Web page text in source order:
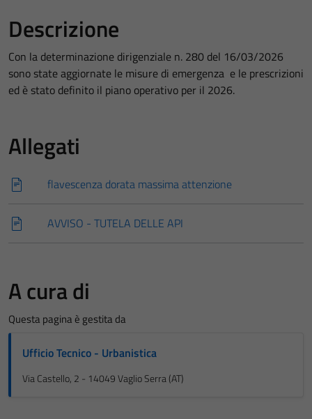
Descrizione
Con la determinazione dirigenziale n. 280 del 16/03/2026
sono state aggiornate le misure di emergenza e le prescrizioni
ed è stato definito il piano operativo per il 2026.
Allegati
flavescenza dorata massima attenzione
AVVISO - TUTELA DELLE API
A cura di
Questa pagina è gestita da
Ufficio Tecnico - Urbanistica
Via Castello, 2 - 14049 Vaglio Serra (AT)